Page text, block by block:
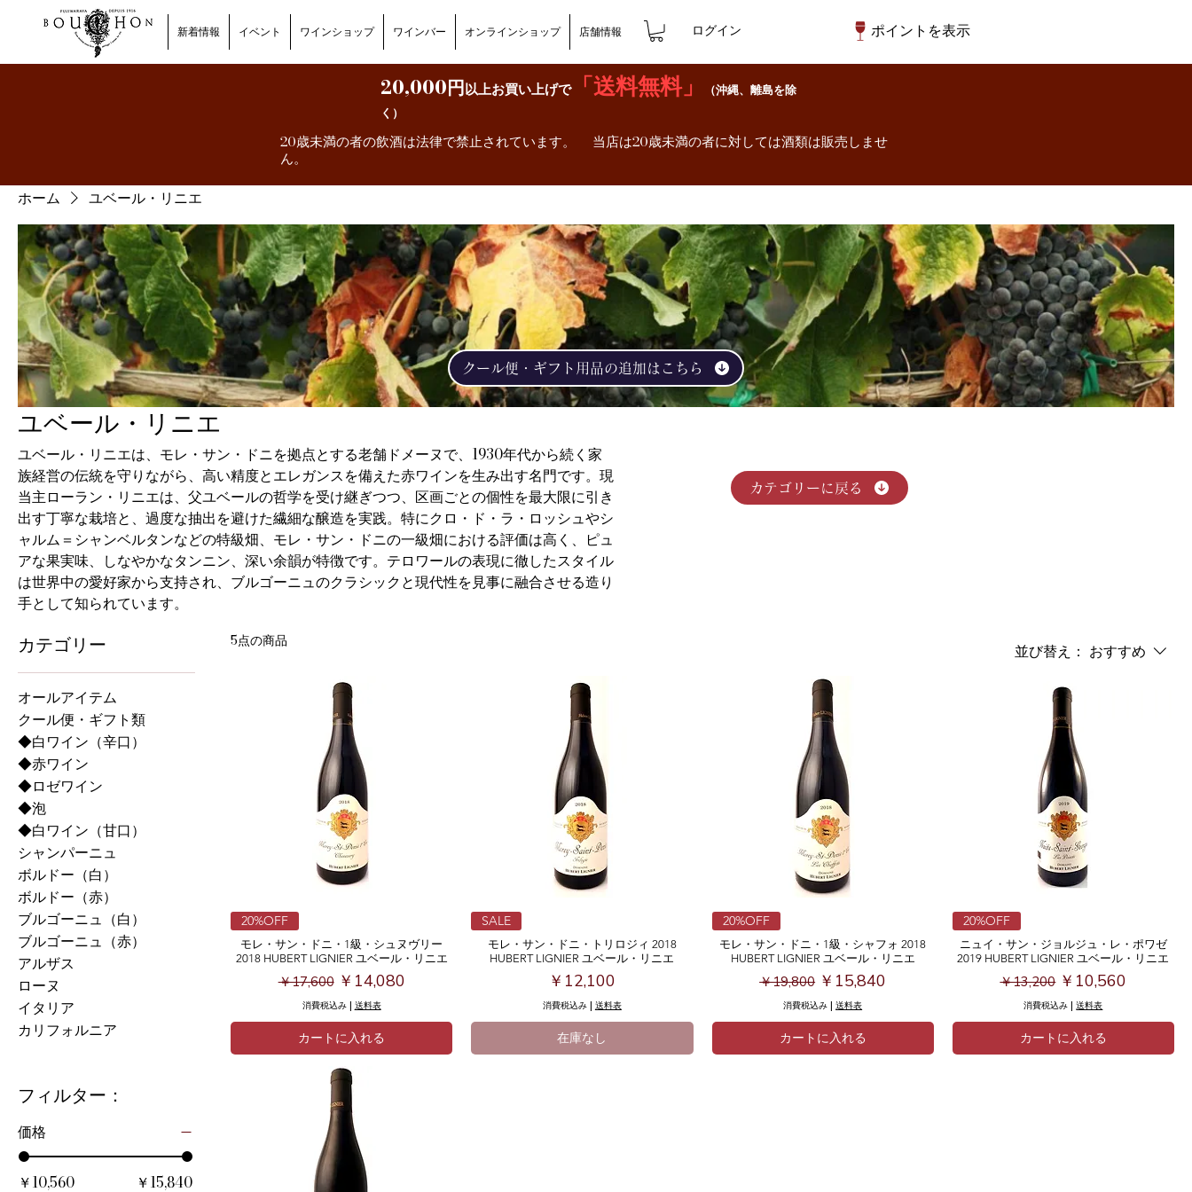
新着情報 イベント ワインショップ ワインバー オンラインショップ 店舗情報 ログイン ポイントを表示
20,000円以上お買い上げで「送料無料」
（沖縄、離島を除
く）
20歳未満の者の飲酒は法律で禁止されています。 当店は20歳未満の者に対しては酒類は販売しませ
ん。
ホーム ユベール・リニエ
ユベール・リニエ
ユベール・リニエは、モレ・サン・ドニを拠点とする老舗ドメーヌで、1930年代から続く家
族経営の伝統を守りながら、高い精度とエレガンスを備えた赤ワインを生み出す名門です。現
当主ローラン・リニエは、父ユベールの哲学を受け継ぎつつ、区画ごとの個性を最大限に引き
出す丁寧な栽培と、過度な抽出を避けた繊細な醸造を実践。特にクロ・ド・ラ・ロッシュやシ
ャルム＝シャンベルタンなどの特級畑、モレ・サン・ドニの一級畑における評価は高く、ピュ
アな果実味、しなやかなタンニン、深い余韻が特徴です。テロワールの表現に徹したスタイル
は世界中の愛好家から支持され、ブルゴーニュのクラシックと現代性を見事に融合させる造り
手として知られています。
カテゴリー
オールアイテム
クール便・ギフト類
◆白ワイン（辛口）
◆赤ワイン
◆ロゼワイン
◆泡
◆白ワイン（甘口）
シャンパーニュ
ボルドー（白）
ボルドー（赤）
ブルゴーニュ（白）
ブルゴーニュ（赤）
アルザス
ローヌ
イタリア
カリフォルニア
フィルター：
価格
￥10,560 ￥15,840
5点の商品 並び替え： おすすめ
20%OFF
モレ・サン・ドニ・1級・シュヌヴリー
2018 HUBERT LIGNIER ユベール・リニエ
通常価格
￥17,600 セール価格
￥14,080
消費税込み| 送料表
カートに入れる
SALE
モレ・サン・ドニ・トリロジィ 2018
HUBERT LIGNIER ユベール・リニエ
価格
￥12,100
消費税込み| 送料表
在庫なし
20%OFF
モレ・サン・ドニ・1級・シャフォ 2018
HUBERT LIGNIER ユベール・リニエ
通常価格
￥19,800 セール価格
￥15,840
消費税込み |送料表
カートに入れる
20%OFF
ニュイ・サン・ジョルジュ・レ・ポワゼ
2019 HUBERT LIGNIER ユベール・リニエ
通常価格
￥13,200 セール価格
￥10,560
消費税込み |送料表
カートに入れる
クール便・ギフト用品の追加はこちら
カテゴリーに戻る